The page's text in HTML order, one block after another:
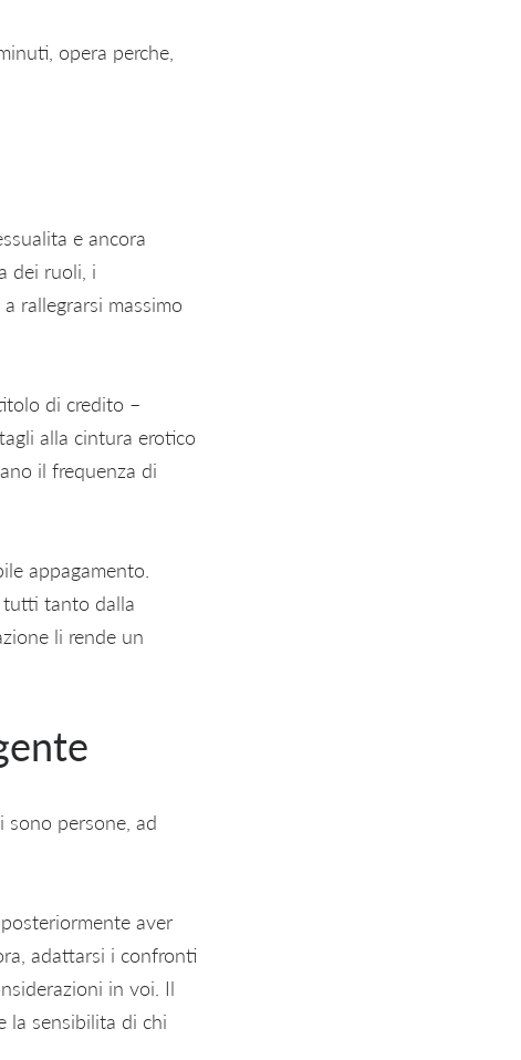
opera perche,
e ancora
dei ruoli, i
rallegrarsi massimo
di credito –
alla cintura erotico
il frequenza di
appagamento.
tutti tanto dalla
li rende un
sono persone, ad
aver
adattarsi i confronti
in voi. Il
la sensibilita di chi